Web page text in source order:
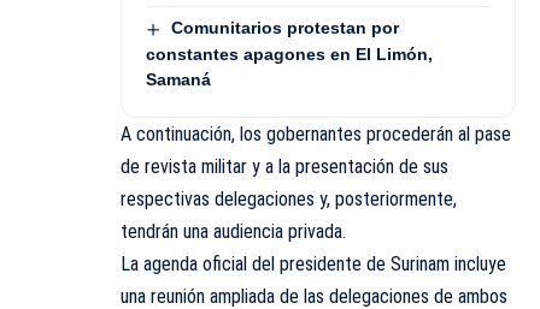
Comunitarios protestan por
constantes apagones en El Limón,
Samaná
A continuación, los gobernantes procederán al pase
de revista militar y a la presentación de sus
respectivas delegaciones y, posteriormente,
tendrán una audiencia privada.
La agenda oficial del presidente de Surinam incluye
una reunión ampliada de las delegaciones de ambos